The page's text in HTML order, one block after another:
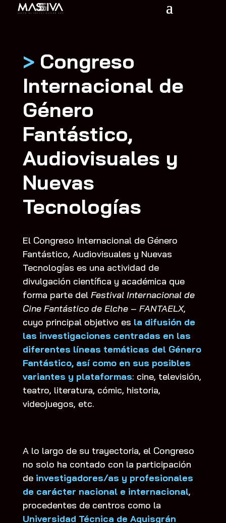
> Congreso
Internacional de
Género
Fantástico,
Audiovisuales y
Nuevas
Tecnologías
El Congreso Internacional de Género
Fantástico, Audiovisuales y Nuevas
Tecnologías es una actividad de
divulgación científica y académica que
forma parte del Festival Internacional de
Cine Fantástico de Elche – FANTAELX,
cuyo principal objetivo es la difusión de
las investigaciones centradas en las
diferentes líneas temáticas del Género
Fantástico, así como en sus posibles
variantes y plataformas: cine, televisión,
teatro, literatura, cómic, historia,
videojuegos, etc.
A lo largo de su trayectoria, el Congreso
no solo ha contado con la participación
de investigadores/as y profesionales
de carácter nacional e internacional,
procedentes de centros como la
Universidad Técnica de Aquisgrán